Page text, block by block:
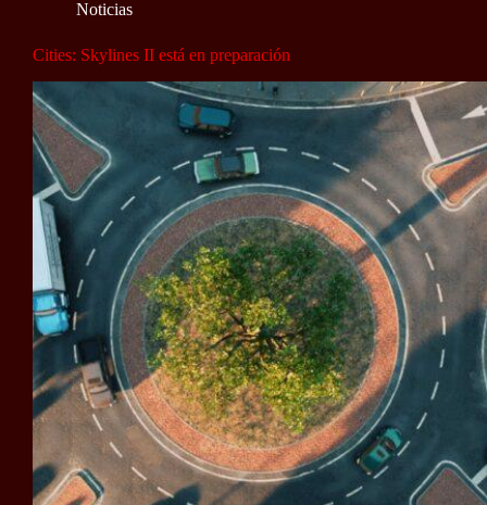
Noticias
Cities: Skylines II está en preparación